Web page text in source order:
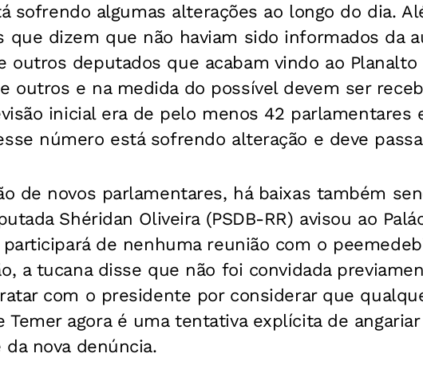
sofrendo algumas alterações ao longo do dia.
que dizem que não haviam sido informados da
outros deputados que acabam vindo ao Planalto
outros e na medida do possível devem ser
inicial era de pelo menos 42 parlamentares
número está sofrendo alteração e deve
de novos parlamentares, há baixas também
Shéridan Oliveira (PSDB-RR) avisou ao
de nenhuma reunião com o
a tucana disse que não foi convidada
com o presidente por considerar que
Temer agora é uma tentativa explícita de
nova denúncia.